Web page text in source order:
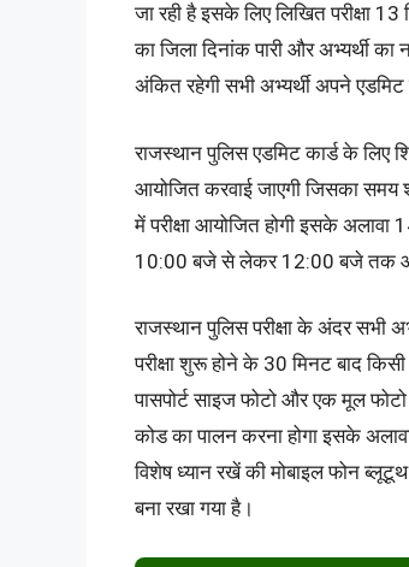
जा रही है इसके लिए लिखित परीक्षा
का जिला दिनांक पारी और अभ्यर्थी का
अंकित रहेगी सभी अभ्यर्थी अपने
राजस्थान पुलिस एडमिट कार्ड के लिए
आयोजित करवाई जाएगी जिसका
में परीक्षा आयोजित होगी इसके
10:00 बजे से लेकर 12:00 बजे तक
राजस्थान पुलिस परीक्षा के अंदर सभी
परीक्षा शुरू होने के 30 मिनट बाद
पासपोर्ट साइज फोटो और एक मूल
कोड का पालन करना होगा इसके
विशेष ध्यान रखें की मोबाइल फोन
बना रखा गया है।